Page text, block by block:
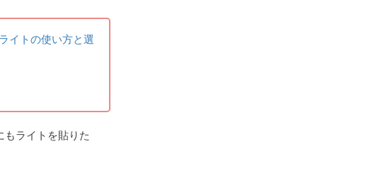
イトの使い方と選
もライトを貼りた